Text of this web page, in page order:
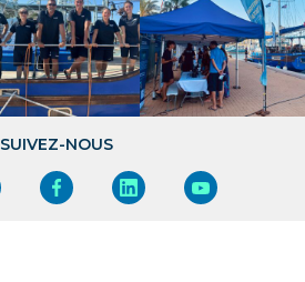
SUIVEZ-NOUS